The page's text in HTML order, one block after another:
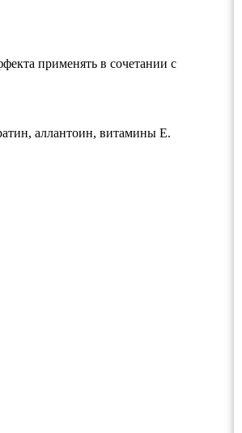
применять в сочетании с
аллантоин, витамины Е.